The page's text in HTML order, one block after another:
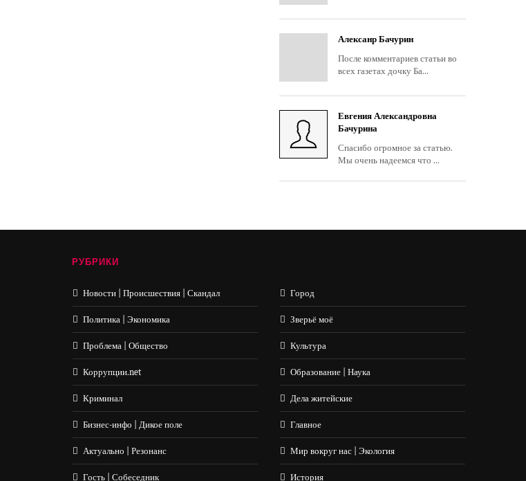
Алексанр Бачурин
После комментариев статьи во
всех газетах дочку Ба...
Евгения Александровна
Бачурина
Спасибо огромное за статью.
Мы очень надеемся что ...
РУБРИКИ
Новости | Происшествия | Скандал
Политика | Экономика
Проблема | Общество
Коррупции.net
Криминал
Бизнес-инфо | Дикое поле
Актуально | Резонанс
Гость | Собеседник
Город
Зверьё моё
Культура
Образование | Наука
Дела житейские
Главное
Мир вокруг нас | Экология
История